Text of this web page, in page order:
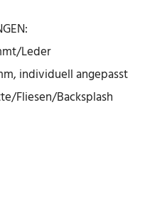
Leder
individuell angepasst
Fliesen/Backsplash